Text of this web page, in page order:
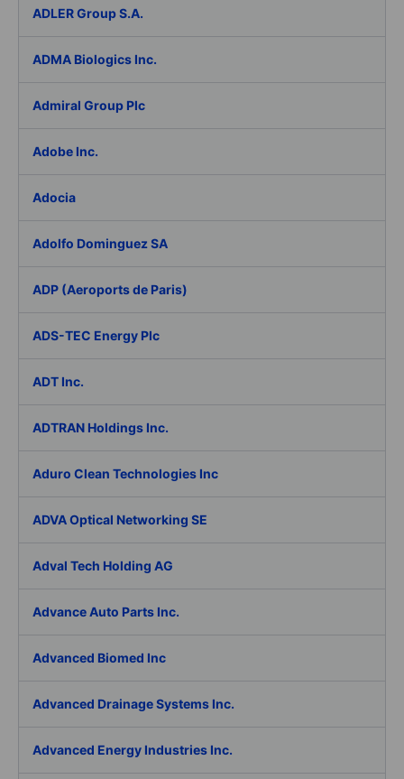
ADLER Group S.A.
ADMA Biologics Inc.
Admiral Group Plc
Adobe Inc.
Adocia
Adolfo Dominguez SA
ADP (Aeroports de Paris)
ADS-TEC Energy Plc
ADT Inc.
ADTRAN Holdings Inc.
Aduro Clean Technologies Inc
ADVA Optical Networking SE
Adval Tech Holding AG
Advance Auto Parts Inc.
Advanced Biomed Inc
Advanced Drainage Systems Inc.
Advanced Energy Industries Inc.